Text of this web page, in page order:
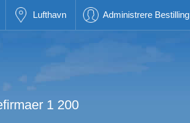
Lufthavn Administrere Bestilling
1 200